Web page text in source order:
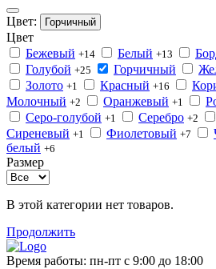
Цвет: Горчичный
Цвет
Бежевый +14 Белый +13
Голубой +25 Горчичный
Золото +1 Красный +16
Молочный +2 Оранжевый +1
Серо-голубой +1 Серебро +2
Сиреневый +1 Фиолетовый +7
белый +6
Размер
В этой категории нет товаров.
Продолжить
Время работы: пн-пт с 9:00 до 18:00